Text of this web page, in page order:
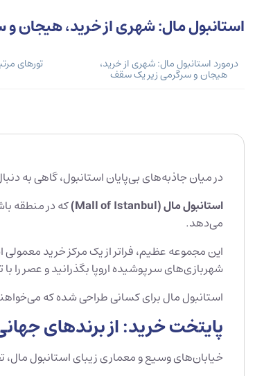
استانبول مال: شهری از خرید، هیجان
درمورد استانبول مال: شهری از خرید،
هیجان و سرگرمی زیر یک سقف
تورهای
در میان جاذبه‌های بی‌پایان استانبول، گاهی به
استانبول مال (Mall of Istanbul
)که در منطقه
می‌دهد.
این مجموعه عظیم، فراتر از یک مرکز خرید
شهربازی‌های سرپوشیده اروپا بگذرانید و عصر را
استانبول مال برای کسانی طراحی شده که
پایتخت خرید: از برندهای
خیابان‌های وسیع و معماری زیبای استانبول